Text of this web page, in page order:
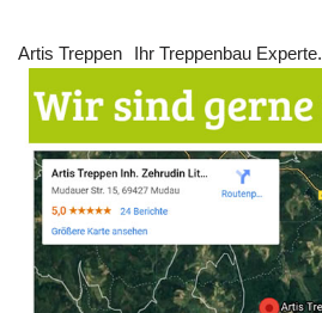
Artis Treppen Ihr Treppenbau Experte.